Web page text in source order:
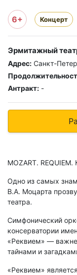
6+ Концерт
Эрмитажный
Адрес: Санкт-
Антракт: -
MOZART.
Одно из самых
В.А. Моцарта
театра.
Симфонический
консерватории
«Реквием» —
тайнами и
«Реквием»